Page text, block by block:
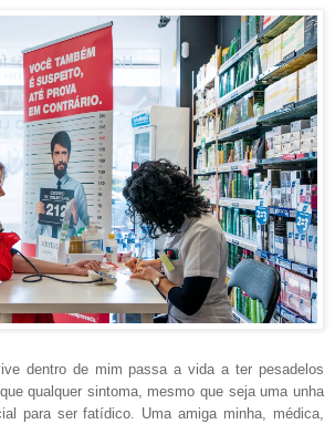
dentro de mim passa a vida a ter pesadelos
qualquer sintoma, mesmo que seja uma unha
para ser fatídico. Uma amiga minha, médica,